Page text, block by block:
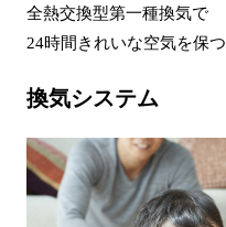
全熱交換型第一種換気で
24時間きれいな空気を保つ
換気システム